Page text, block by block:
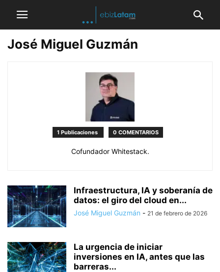
José Miguel Guzmán
1 Publicaciones 0 COMENTARIOS
Cofundador Whitestack.
Infraestructura, IA y soberanía de
datos: el giro del cloud en...
José Miguel Guzmán - 21 de febrero de 2026
La urgencia de iniciar
inversiones en IA, antes que las
barreras...